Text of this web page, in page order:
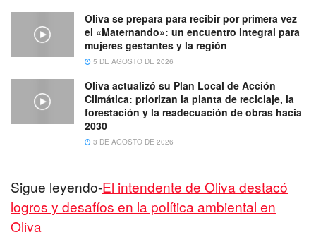
Oliva se prepara para recibir por primera vez
el «Maternando»: un encuentro integral para
mujeres gestantes y la región
5 DE AGOSTO DE 2026
Oliva actualizó su Plan Local de Acción
Climática: priorizan la planta de reciclaje, la
forestación y la readecuación de obras hacia
2030
3 DE AGOSTO DE 2026
Sigue leyendo-El intendente de Oliva destacó
logros y desafíos en la política ambiental en
Oliva